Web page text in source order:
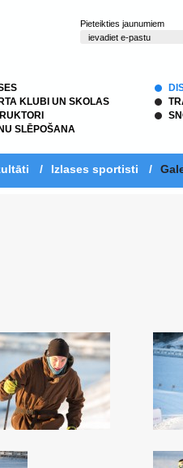
Pieteikties jaunumiem
KLUBI UN SKOLAS
SLĒPOŠANA
/ Izlases sportisti /